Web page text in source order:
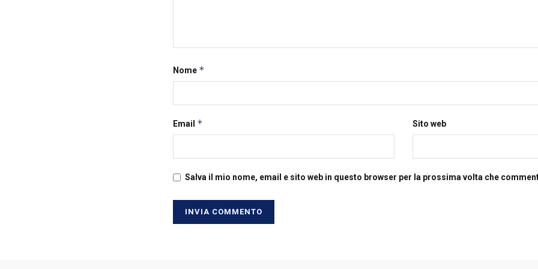
Nome *
Email * Sito web
Salva il mio nome, email e sito web in questo browser per la prossima volta che